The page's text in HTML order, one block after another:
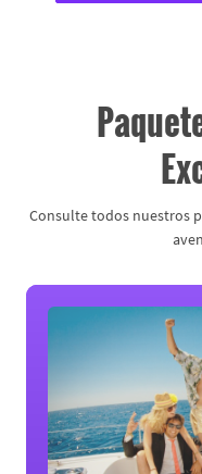
Consulte todos nuestros